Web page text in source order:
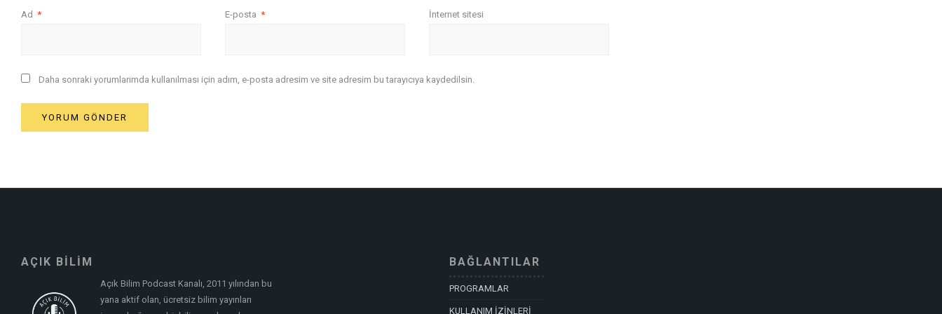
Ad * E-posta * İnternet sitesi
Daha sonraki yorumlarımda kullanılması için adım, e-posta adresim ve site adresim bu tarayıcıya kaydedilsin.
AÇIK BİLİM
Açık Bilim Podcast Kanalı, 2011 yılından bu
yana aktif olan, ücretsiz bilim yayınları
BAĞLANTILAR
PROGRAMLAR
KULLANIM İZİNLERİ